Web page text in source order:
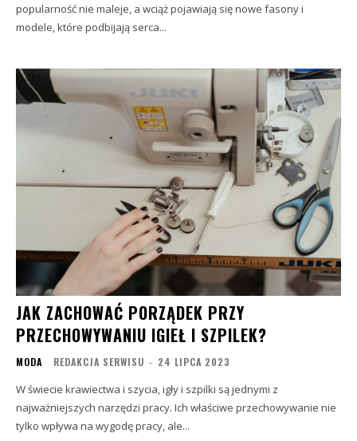
popularność nie maleje, a wciąż pojawiają się nowe fasony i
modele, które podbijają serca...
JAK ZACHOWAĆ PORZĄDEK PRZY
PRZECHOWYWANIU IGIEŁ I SZPILEK?
MODA REDAKCJA SERWISU - 24 LIPCA 2023
W świecie krawiectwa i szycia, igły i szpilki są jednymi z
najważniejszych narzędzi pracy. Ich właściwe przechowywanie nie
tylko wpływa na wygodę pracy, ale...